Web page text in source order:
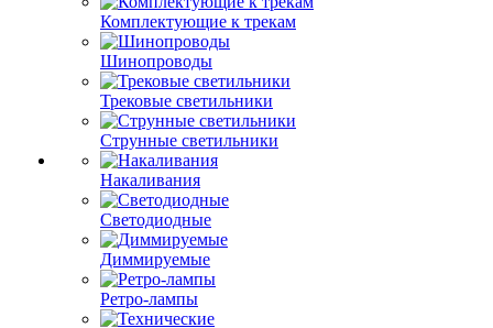
Комплектующие к трекам
Шинопроводы
Трековые светильники
Струнные светильники
Накаливания
Светодиодные
Диммируемые
Ретро-лампы